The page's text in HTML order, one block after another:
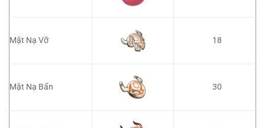
Mặt Nạ Vỡ 18
Mặt Nạ Bẩn 30